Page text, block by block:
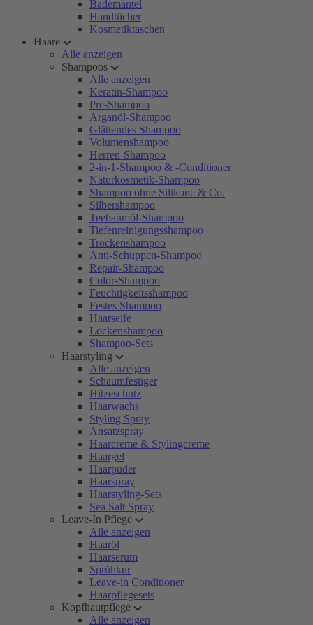
Bademäntel
Handtücher
Kosmetiktaschen
Haare
Alle anzeigen
Shampoos
Alle anzeigen
Keratin-Shampoo
Pre-Shampoo
Arganöl-Shampoo
Glättendes Shampoo
Volumenshampoo
Herren-Shampoo
2-in-1-Shampoo & -Conditioner
Naturkosmetik-Shampoo
Shampoo ohne Silikone & Co.
Silbershampoo
Teebaumöl-Shampoo
Tiefenreinigungsshampoo
Trockenshampoo
Anti-Schuppen-Shampoo
Repair-Shampoo
Color-Shampoo
Feuchtigkeitsshampoo
Festes Shampoo
Haarseife
Lockenshampoo
Shampoo-Sets
Haarstyling
Alle anzeigen
Schaumfestiger
Hitzeschutz
Haarwachs
Styling Spray
Ansatzspray
Haarcreme & Stylingcreme
Haargel
Haarpuder
Haarspray
Haarstyling-Sets
Sea Salt Spray
Leave-In Pflege
Alle anzeigen
Haaröl
Haarserum
Sprühkur
Leave-in Conditioner
Haarpflegesets
Kopfhautpflege
Alle anzeigen